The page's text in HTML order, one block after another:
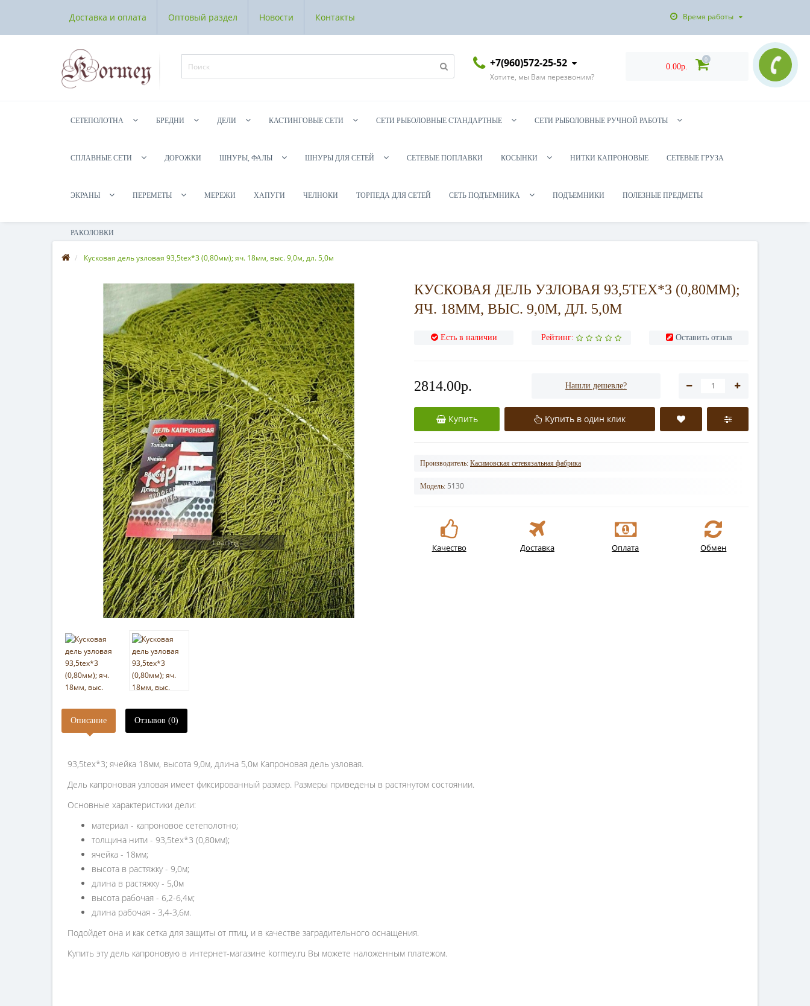
Доставка и оплата Оптовый раздел Новости Контакты Время работы
+7(960)572-25-52
Хотите, мы Вам перезвоним?
0.00р.
0
СЕТЕПОЛОТНА БРЕДНИ ДЕЛИ КАСТИНГОВЫЕ СЕТИ СЕТИ РЫБОЛОВНЫЕ СТАНДАРТНЫЕ СЕТИ РЫБОЛОВНЫЕ РУЧНОЙ РАБОТЫ
СПЛАВНЫЕ СЕТИ ДОРОЖКИ ШНУРЫ, ФАЛЫ ШНУРЫ ДЛЯ СЕТЕЙ СЕТЕВЫЕ ПОПЛАВКИ КОСЫНКИ НИТКИ КАПРОНОВЫЕ СЕТЕВЫЕ ГРУЗА
ЭКРАНЫ ПЕРЕМЕТЫ МЕРЕЖИ ХАПУГИ ЧЕЛНОКИ ТОРПЕДА ДЛЯ СЕТЕЙ СЕТЬ ПОДЪЕМНИКА ПОДЪЕМНИКИ ПОЛЕЗНЫЕ ПРЕДМЕТЫ
РАКОЛОВКИ
Кусковая дель узловая 93,5tex*3 (0,80мм); яч. 18мм, выс. 9,0м, дл. 5,0м
Loading...
КУСКОВАЯ ДЕЛЬ УЗЛОВАЯ 93,5TEX*3 (0,80ММ);
ЯЧ. 18ММ, ВЫС. 9,0М, ДЛ. 5,0М
Есть в наличии Рейтинг: Оставить отзыв
2814.00р. Нашли дешевле?
Купить Купить в один клик
Производитель: Касимовская сетевязальная фабрика
Модель: 5130
Качество Доставка Оплата Обмен
Описание Отзывов (0)
93,5tex*3; ячейка 18мм, высота 9,0м, длина 5,0м Капроновая дель узловая.
Дель капроновая узловая имеет фиксированный размер. Размеры приведены в растянутом состоянии.
Основные характеристики дели:
материал - капроновое сетеполотно;
толщина нити - 93,5tex*3 (0,80мм);
ячейка - 18мм;
высота в растяжку - 9,0м;
длина в растяжку - 5,0м
высота рабочая - 6,2-6,4м;
длина рабочая - 3,4-3,6м.
Подойдет она и как сетка для защиты от птиц, и в качестве заградительного оснащения.
Купить эту дель капроновую в интернет-магазине kormey.ru Вы можете наложенным платежом.